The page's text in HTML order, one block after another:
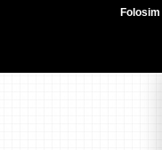
Folosim